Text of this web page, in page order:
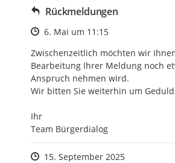
Rückmeldungen
Zeitpunkt des Erstellens
6. Mai um 11:15
Zwischenzeitlich möchten wir
Bearbeitung Ihrer Meldung noch
Anspruch nehmen wird.
Wir bitten Sie weiterhin um
Ihr
Team Bürgerdialog
Zeitpunkt des Erstellens
15. September 2025